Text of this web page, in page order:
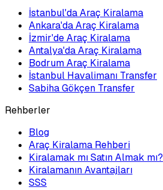
İstanbul'da Araç Kiralama
Ankara'da Araç Kiralama
İzmir'de Araç Kiralama
Antalya'da Araç Kiralama
Bodrum Araç Kiralama
İstanbul Havalimanı Transfer
Sabiha Gökçen Transfer
Rehberler
Blog
Araç Kiralama Rehberi
Kiralamak mı Satın Almak mı?
Kiralamanın Avantajları
SSS